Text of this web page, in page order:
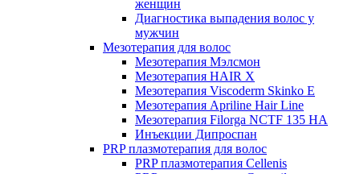
женщин
Диагностика выпадения волос у
мужчин
Мезотерапия для волос
Мезотерапия Мэлсмон
Мезотерапия HAIR X
Мезотерапия Viscoderm Skinko E
Мезотерапия Apriline Hair Line
Мезотерапия Filorga NCTF 135 HA
Инъекции Дипроспан
PRP плазмотерапия для волос
PRP плазмотерапия Cellenis